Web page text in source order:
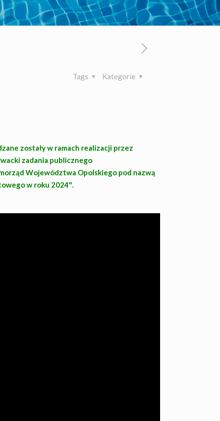
Kategorie
Tags
zostały w ramach realizacji przez
zadania publicznego
Województwa Opolskiego pod nazwą
w roku 2024″.